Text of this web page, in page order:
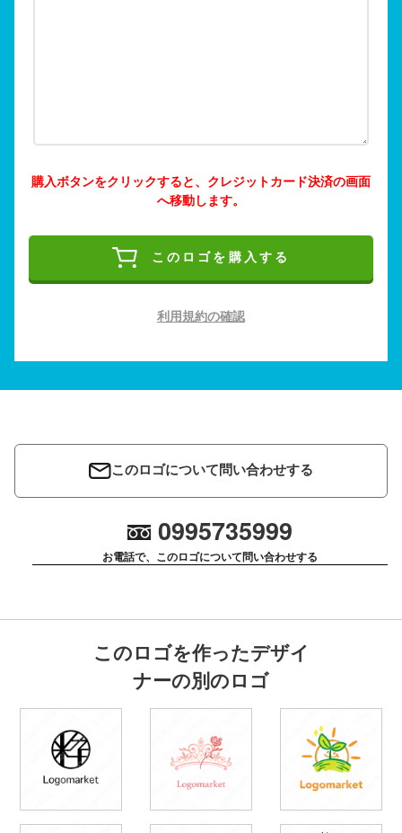
購入ボタンをクリックすると、クレジットカード決済の画面
へ移動します。
このロゴを購入する
利用規約の確認
このロゴについて問い合わせする
0995735999
お電話で、このロゴについて問い合わせする
このロゴを作ったデザイ
ナーの別のロゴ